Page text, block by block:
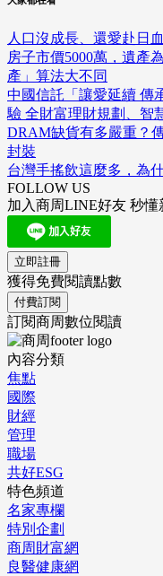
人口沒成長、還愛赴日
房子市價5000萬，遺產
產」算法大不同
中國信託「讓愛延續 傳
驗 全財富理財規劃、智
DRAM缺貨有多嚴重？
封裝
台灣手搖飲這麼多，為
FOLLOW US
加入商周LINE好友 秒懂
立即註冊
獲得免費閱讀點數
付費訂閱
訂閱商周數位閱讀
內容分類
焦點
國際
財經
管理
職場
共好ESG
特色頻道
名家專欄
特別企劃
商周財富網
良醫健康網